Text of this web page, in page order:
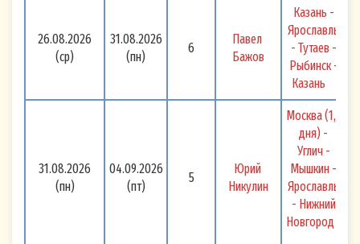
26.08.2026
(ср)
31.08.2026
(пн)
6
Павел
Бажов
Казань -
Ярославль
- Тутаев -
Рыбинск -
Казань
31.08.2026
(пн)
04.09.2026
(пт)
5
Юрий
Никулин
Москва (1,5
дня) -
Углич -
Мышкин -
Ярославль
- Нижний
Новгород
запрещено действующим
законодательством РФ).
Согласие дается мной на обработку следующих
Согласие дается мной на совершение
Оператором следующих действий с